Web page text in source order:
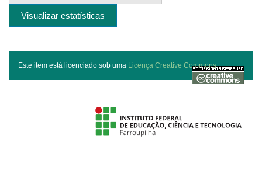
Visualizar estatísticas
Este item está licenciado sob uma Licença Creative Commons